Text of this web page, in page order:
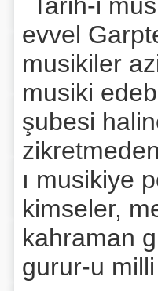
evvel
musikiler
musiki
şubesi
zikretmeden
ı musikiye
kimseler,
kahraman
gurur-u